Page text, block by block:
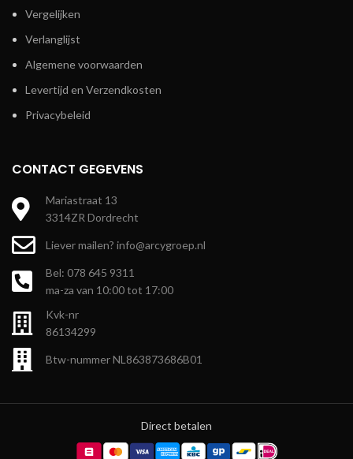
Vergelijken
Verlanglijst
Algemene voorwaarden
Levertijd en Verzendkosten
Privacybeleid
CONTACT GEGEVENS
Mariastraat 13
3314ZR Dordrecht
Liever mailen? info@arcygroep.nl
Bel: 078 645 9311
ma-za van 10:00 tot 17:00
Kvk-nr
86134299
Btw-nummer NL863873686B01
Direct betalen